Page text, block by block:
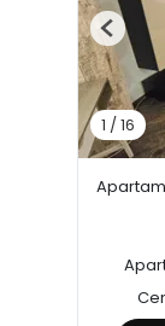
1 /16
Previous